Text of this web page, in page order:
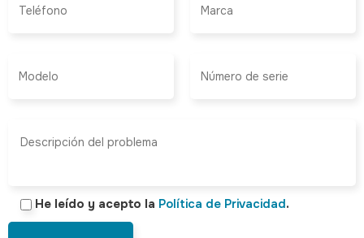
He leído y acepto la Política de Privacidad.